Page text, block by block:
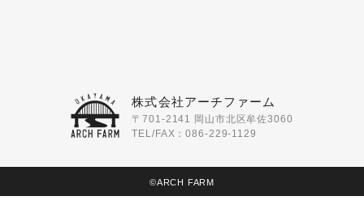
株式会社アーチファーム
〒701-2141 岡山市北区牟佐3060
TEL/FAX：086-229-1129
©ARCH FARM